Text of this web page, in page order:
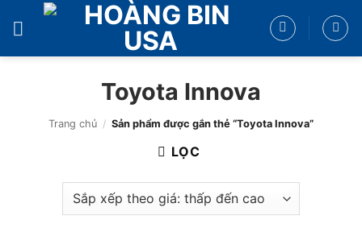
Toyota Innova
Trang chủ / Sản phẩm được gắn thẻ “Toyota Innova”
LỌC